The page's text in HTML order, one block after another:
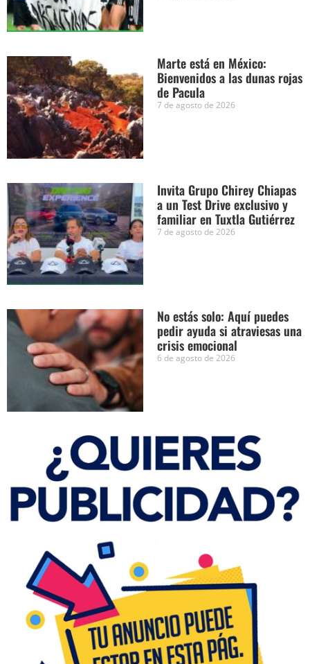
Marte está en México:
Bienvenidos a las dunas rojas
de Pacula
7 de agosto de 2026
Invita Grupo Chirey Chiapas
a un Test Drive exclusivo y
familiar en Tuxtla Gutiérrez
7 de agosto de 2026
No estás solo: Aquí puedes
pedir ayuda si atraviesas una
crisis emocional
6 de agosto de 2026